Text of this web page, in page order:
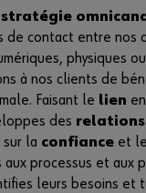
stratégie
de contact entre nos
physiques
à nos clients de
Faisant le lien
des relations
la confiance et le
aux processus et aux
leurs besoins et